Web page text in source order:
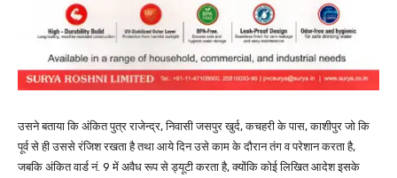
उसने बताया कि अंकित पुत्र राजेन्द्र, निवासी जसपुर खुर्द, कचहरी के पास, काशीपुर जो कि
पूर्व से ही उससे रंजिश रखता है तथा आये दिन उसे काम के दौरान तंग व परेशान करता है,
जबकि अंकित वार्ड नं. 9 में अवैध रूप से ड्यूटी करता है, क्योंकि कोई लिखित आदेश इसके